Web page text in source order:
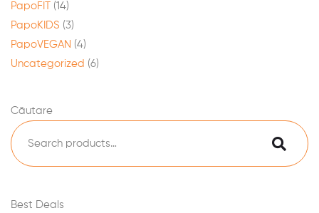
PapoFIT
(14)
PapoKIDS (3)
PapoVEGAN (4)
Uncategorized (6)
Căutare
Best Deals